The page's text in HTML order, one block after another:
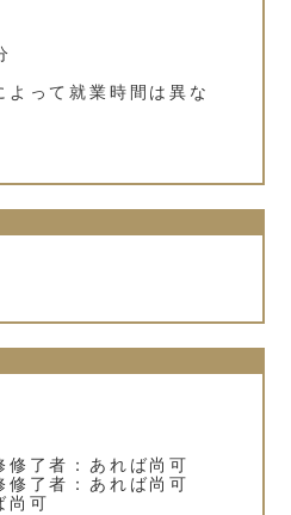
よって就業時間は異な
修了者：あれば尚可
修了者：あれば尚可
尚可